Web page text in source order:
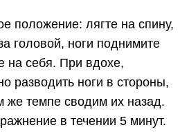
положение: лягте на спину,
головой, ноги поднимите
на себя. При вдохе,
разводить ноги в стороны,
же темпе сводим их назад.
в течении 5 минут.